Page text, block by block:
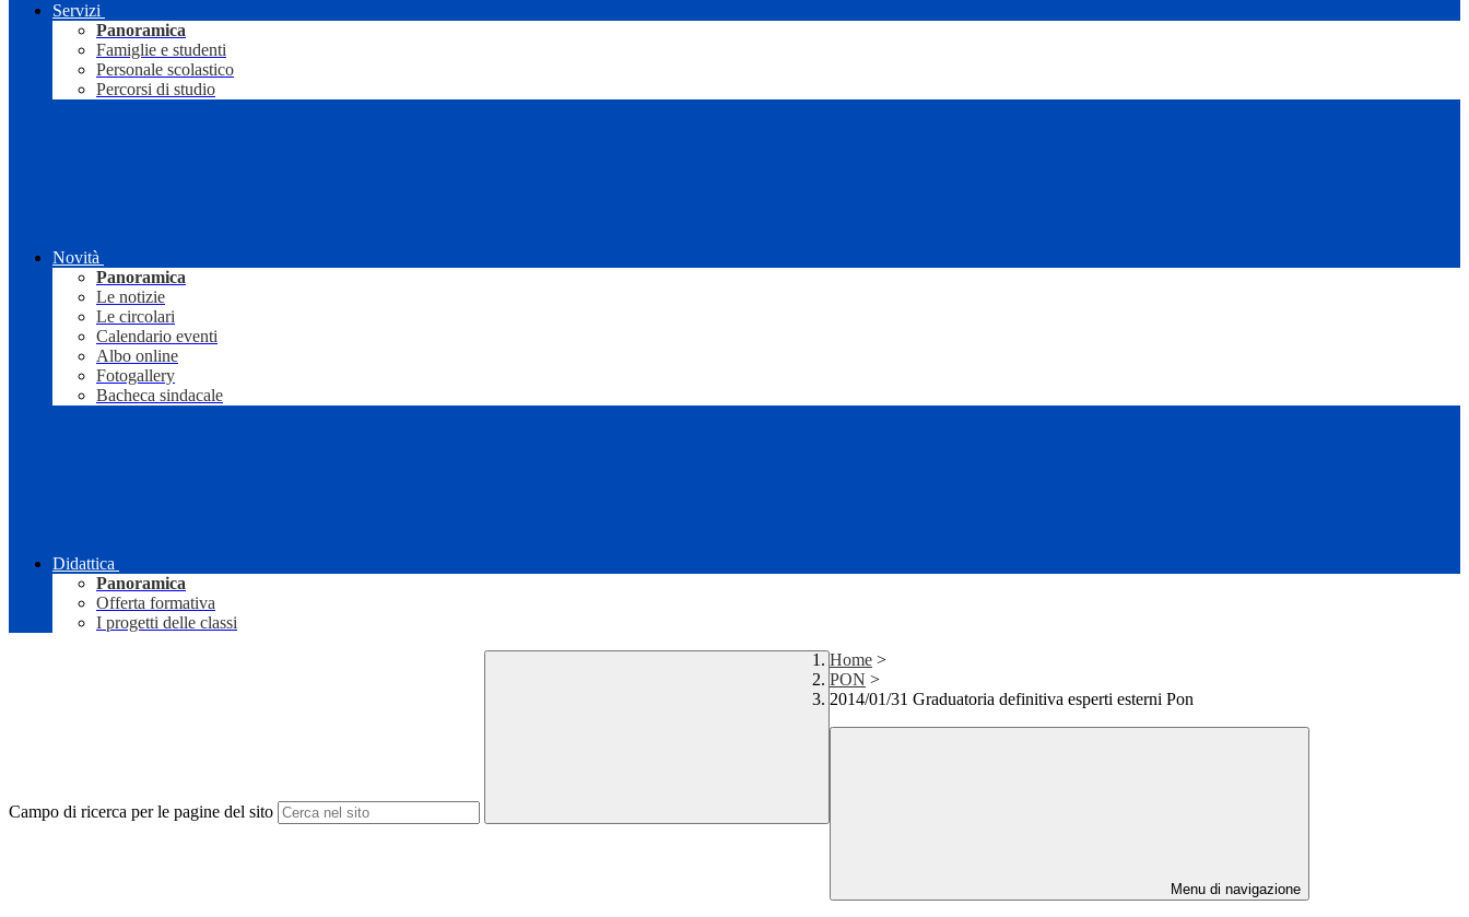
Servizi
Panoramica
Famiglie e studenti
Personale scolastico
Percorsi di studio
Novità
Panoramica
Le notizie
Le circolari
Calendario eventi
Albo online
Fotogallery
Bacheca sindacale
Didattica
Panoramica
Offerta formativa
I progetti delle classi
Campo di ricerca per le pagine del sito
Home >
PON >
2014/01/31 Graduatoria definitiva esperti esterni Pon
Menu di navigazione